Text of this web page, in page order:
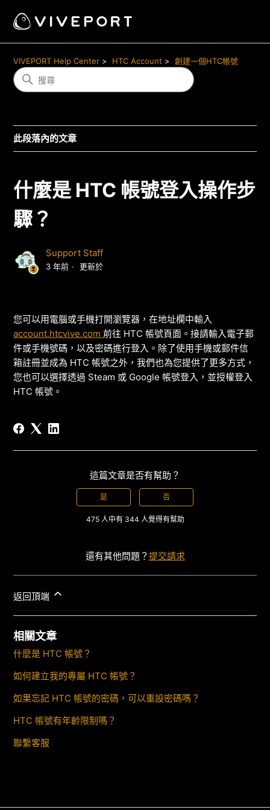
VIVEPORT Help Center HTC Account 創建一個HTC帳號
此段落內的文章
什麼是 HTC 帳號登入操作步
驟？
Support Staff
3 年前 更新於
您可以用電腦或手機打開瀏覽器，在地址欄中輸入
account.htcvive.com前往 HTC 帳號頁面。接請輸入電子郵
件或手機號碼，以及密碼進行登入。除了使用手機或郵件信
箱註冊並成為 HTC 帳號之外，我們也為您提供了更多方式，
您也可以選擇透過 Steam 或 Google 帳號登入，並授權登入
HTC 帳號。
這篇文章是否有幫助？
是 否
475 人中有 344 人覺得有幫助
還有其他問題？ 提交請求
返回頂端
相關文章
什麼是 HTC 帳號？
如何建立我的專屬 HTC 帳號？
如果忘記 HTC 帳號的密碼，可以重設密碼嗎？
HTC 帳號有年齡限制嗎？
聯繫客服